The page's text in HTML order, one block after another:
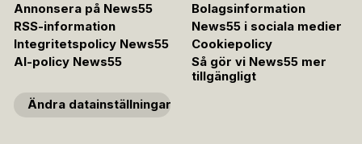
Annonsera på News55
Bolagsinformation
RSS-information
News55 i sociala medier
Integritetspolicy News55
Cookiepolicy
AI-policy News55
Så gör vi News55 mer
tillgängligt
Ändra datainställningar